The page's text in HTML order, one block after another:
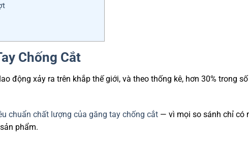
Chống Cắt
động xảy ra trên khắp thế giới, và theo thống kê, hơn 30% trong
chuẩn chất lượng của găng tay chống cắt — vì mọi so sánh chỉ có
phẩm.